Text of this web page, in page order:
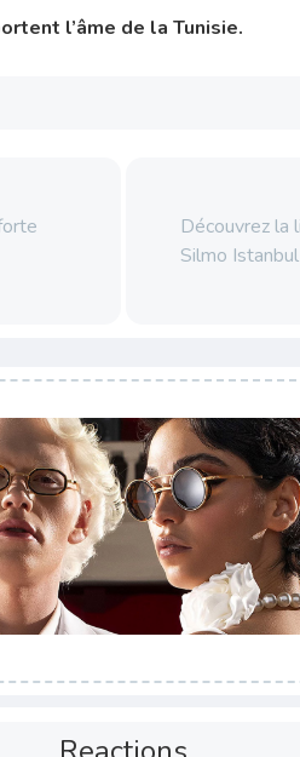
l’âme de la Tunisie.
Découvrez la
Silmo